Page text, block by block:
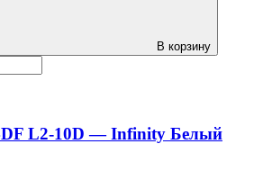
В корзину
L2-10D — Infinity Белый